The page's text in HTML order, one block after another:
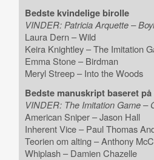
Bedste kvindelige birolle
VINDER: Patricia Arquette –
Laura Dern – Wild
Keira Knightley – The Imitation
Emma Stone – Birdman
Meryl Streep – Into the Woods
Bedste manuskript baseret
VINDER: The Imitation Game –
American Sniper – Jason Hall
Inherent Vice – Paul Thomas
Teorien om alting – Anthony
Whiplash – Damien Chazelle